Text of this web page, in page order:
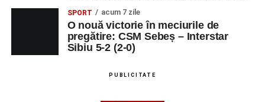
SPORT acum 7 zile
O nouă victorie în meciurile de
pregătire: CSM Sebeș – Interstar
Sibiu 5-2 (2-0)
PUBLICITATE